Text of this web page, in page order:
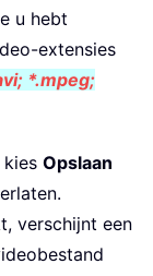
u hebt
extensies
*.mpeg;
Opslaan
verschijnt een